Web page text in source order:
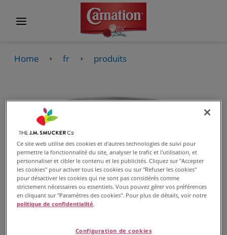
Home fr produits
Ce site web utilise des cookies et d'autres technologies de suivi pour
permettre la fonctionnalité du site, analyser le trafic et l'utilisation, et
personnaliser et cibler le contenu et les publicités. Cliquez sur "Accepter
les cookies" pour activer tous les cookies ou sur "Refuser les cookies"
pour désactiver les cookies qui ne sont pas considérés comme
strictement nécessaires ou essentiels. Vous pouvez gérer vos préférences
en cliquant sur "Paramètres des cookies". Pour plus de détails, voir notre
politique de confidentialité.
Configuration de cookies